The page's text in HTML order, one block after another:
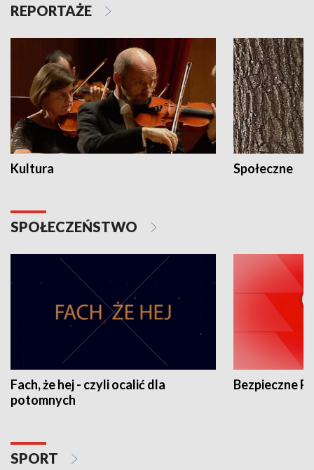
REPORTAŻE
Kultura Społeczne
SPOŁECZEŃSTWO
Fach, że hej - czyli ocalić dla
potomnych
Bezpieczne
SPORT